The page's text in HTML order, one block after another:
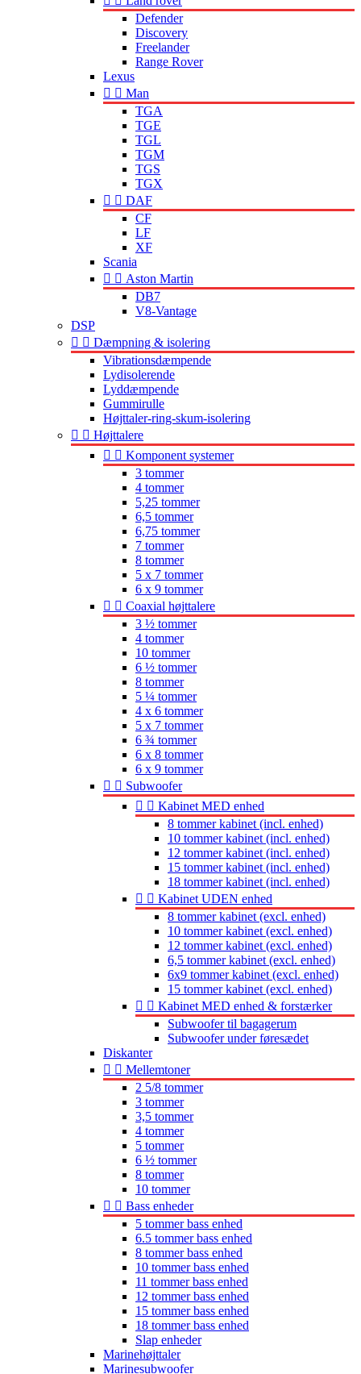
Defender
Discovery
Freelander
Range Rover
Lexus
  Man
TGA
TGE
TGL
TGM
TGS
TGX
  DAF
CF
LF
XF
Scania
  Aston Martin
DB7
V8-Vantage
DSP
  Dæmpning & isolering
Vibrationsdæmpende
Lydisolerende
Lyddæmpende
Gummirulle
Højttaler-ring-skum-isolering
  Højttalere
  Komponent systemer
3 tommer
4 tommer
5,25 tommer
6,5 tommer
6,75 tommer
7 tommer
8 tommer
5 x 7 tommer
6 x 9 tommer
  Coaxial højttalere
3 ½ tommer
4 tommer
10 tommer
6 ½ tommer
8 tommer
5 ¼ tommer
4 x 6 tommer
5 x 7 tommer
6 ¾ tommer
6 x 8 tommer
6 x 9 tommer
  Subwoofer
  Kabinet MED enhed
8 tommer kabinet (incl. enhed)
10 tommer kabinet (incl. enhed)
12 tommer kabinet (incl. enhed)
15 tommer kabinet (incl. enhed)
18 tommer kabinet (incl. enhed)
  Kabinet UDEN enhed
8 tommer kabinet (excl. enhed)
10 tommer kabinet (excl. enhed)
12 tommer kabinet (excl. enhed)
6,5 tommer kabinet (excl. enhed)
6x9 tommer kabinet (excl. enhed)
15 tommer kabinet (excl. enhed)
  Kabinet MED enhed & forstærker
Subwoofer til bagagerum
Subwoofer under føresædet
Diskanter
  Mellemtoner
2 5/8 tommer
3 tommer
3,5 tommer
4 tommer
5 tommer
6 ½ tommer
8 tommer
10 tommer
  Bass enheder
5 tommer bass enhed
6.5 tommer bass enhed
8 tommer bass enhed
10 tommer bass enhed
11 tommer bass enhed
12 tommer bass enhed
15 tommer bass enhed
18 tommer bass enhed
Slap enheder
Marinehøjttaler
Marinesubwoofer